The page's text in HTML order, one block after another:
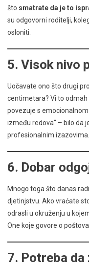
što smatrate da je to
su odgovorni roditelji,
osloniti.
5. Visok nivo
Uočavate ono što drugi
centimetara? Vi to
povezuje s
između redova“ – bilo da
profesionalnim izazovima.
6. Dobar
Mnogo toga što danas
djetinjstvu. Ako vraćate
odrasli u okruženju u
One koje govore o
7. Potreba